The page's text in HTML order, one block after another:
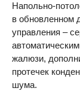
Напольно-
в обновленном
управления –
жалюзи,
протечек
шума.